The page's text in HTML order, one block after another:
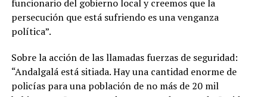
funcionario del gobierno local y creemos que la
persecución que está sufriendo es una venganza
política”.
Sobre la acción de las llamadas fuerzas de seguridad:
“Andalgalá está sitiada. Hay una cantidad enorme de
policías para una población de no más de 20 mil